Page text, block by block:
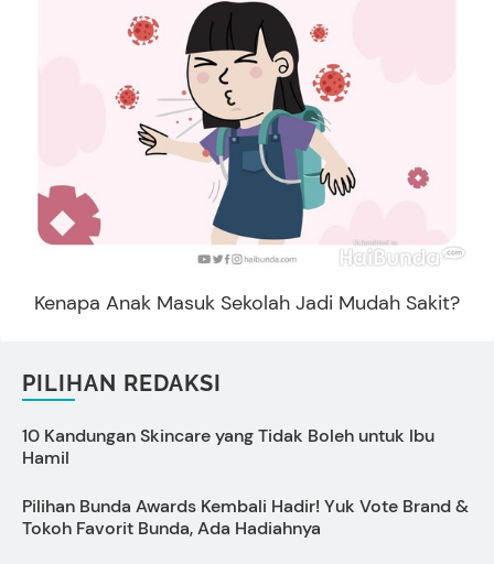
Kenapa Anak Masuk Sekolah Jadi Mudah Sakit?
PILIHAN REDAKSI
10 Kandungan Skincare yang Tidak Boleh untuk Ibu
Hamil
Pilihan Bunda Awards Kembali Hadir! Yuk Vote Brand &
Tokoh Favorit Bunda, Ada Hadiahnya